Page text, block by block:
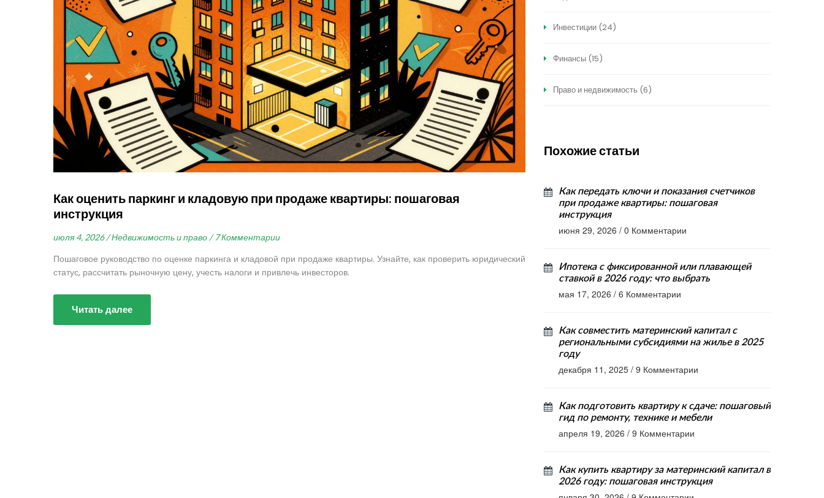
Как оценить паркинг и кладовую при продаже квартиры: пошаговая
инструкция
июля 4, 2026 / Недвижимость и право / 7 Комментарии
Пошаговое руководство по оценке паркинга и кладовой при продаже квартиры. Узнайте, как проверить юридический
статус, рассчитать рыночную цену, учесть налоги и привлечь инвесторов.
Читать далее
Инвестиции (24)
Финансы (15)
Право и недвижимость (6)
Похожие статьи
Как передать ключи и показания счетчиков
при продаже квартиры: пошаговая
инструкция
июня 29, 2026 / 0 Комментарии
Ипотека с фиксированной или плавающей
ставкой в 2026 году: что выбрать
мая 17, 2026 / 6 Комментарии
Как совместить материнский капитал с
региональными субсидиями на жилье в 2025
году
декабря 11, 2025 / 9 Комментарии
Как подготовить квартиру к сдаче: пошаговый
гид по ремонту, технике и мебели
апреля 19, 2026 / 9 Комментарии
Как купить квартиру за материнский капитал в
2026 году: пошаговая инструкция